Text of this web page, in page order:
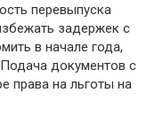
перевыпуска
задержек с
в начале года,
документов с
права на льготы на